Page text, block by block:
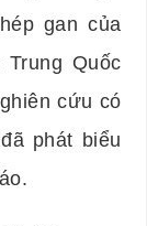
gan của
Quốc
cứu có
phát biểu